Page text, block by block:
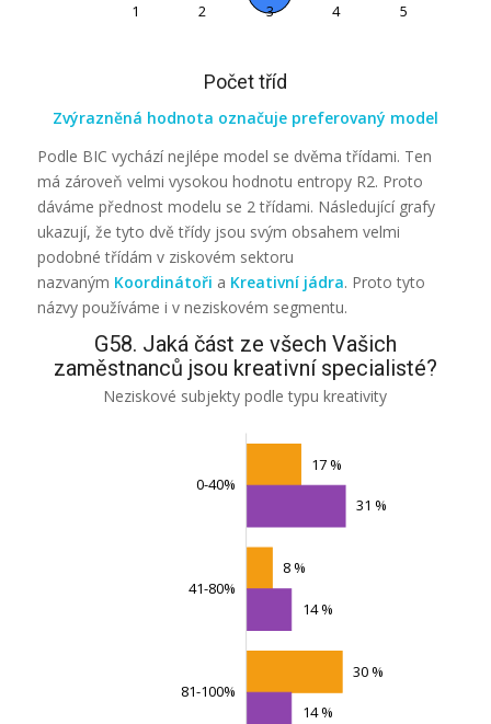
5
1 2 3 4 5
Počet tříd
Zvýrazněná hodnota označuje preferovaný model
Podle BIC vychází nejlépe model se dvěma třídami. Ten
má zároveň velmi vysokou hodnotu entropy R2. Proto
dáváme přednost modelu se 2 třídami. Následující grafy
ukazují, že tyto dvě třídy jsou svým obsahem velmi
podobné třídám v ziskovém sektoru
nazvaným Koordinátoři a Kreativní jádra. Proto tyto
názvy používáme i v neziskovém segmentu.
G58. Jaká část ze všech Vašich
zaměstnanců jsou kreativní specialisté?
Neziskové subjekty podle typu kreativity
17 %
8 %
30 %
31 %
14 %
14 %
0-40%
41-80%
81-100%